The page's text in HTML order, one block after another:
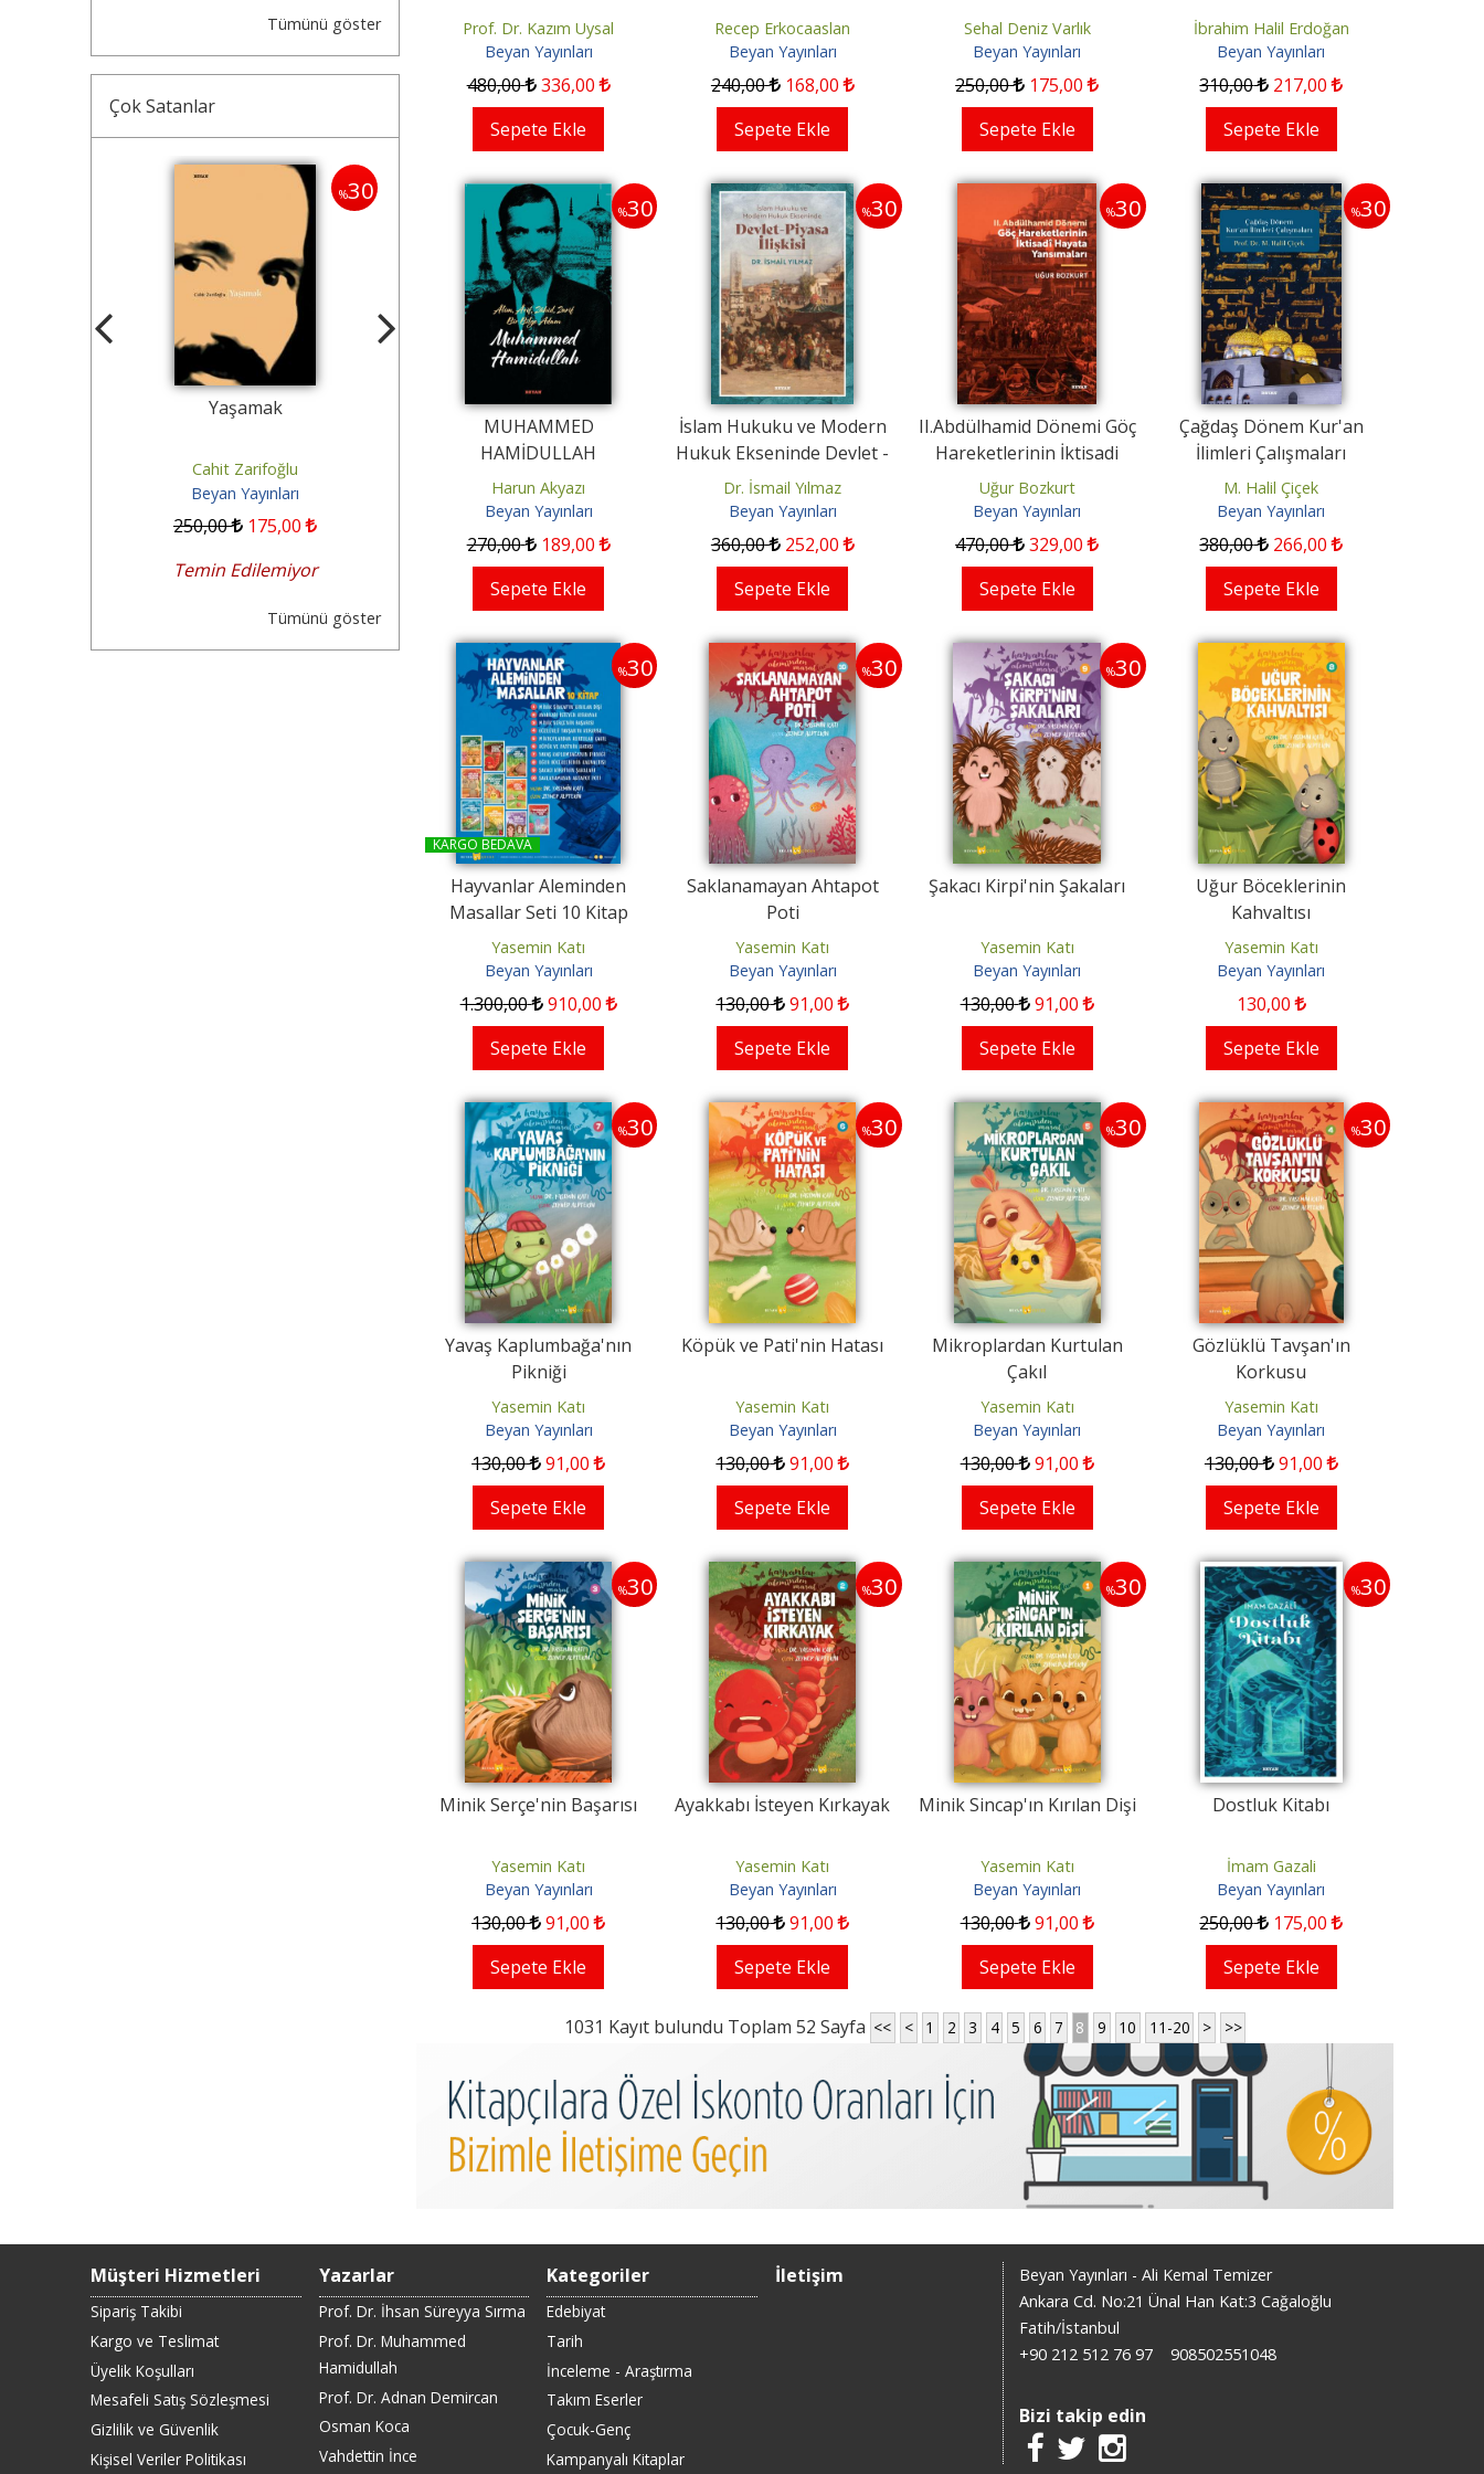
Tümünü göster
Çok Satanlar
%30
Yaşamak
Cahit Zarifoğlu
Beyan Yayınları
250,00 175,00
Temin Edilemiyor
%30
Bir Değirmendir Bu Dünya
Beyan Yayınları
,00
Temin Edilemiyor
30
Yürekdede ile Padişah
Beyan Yayınları
120,00 84
Temin Edilemiyor
Serçekuş
Beyan Yayınları
140 ,00
Sepete Ekle
Ey Oğul
İmam Gazali
Beyan Yayınları
250
Sepete Ekle
Tümünü göster
Prof. Dr. Kazım Uysal
Beyan Yayınları
480,00 336,00
Sepete Ekle
Recep Erkocaaslan
Beyan Yayınları
240,00 168,00
Sepete Ekle
Sehal Deniz Varlık
Beyan Yayınları
250,00 175,00
Sepete Ekle
İbrahim Halil Erdoğan
Beyan Yayınları
310,00 217,00
Sepete Ekle
%30
MUHAMMED
HAMİDULLAH
Harun Akyazı
Beyan Yayınları
270,00 189,00
Sepete Ekle
%30
İslam Hukuku ve Modern
Hukuk Ekseninde Devlet -
Piyasa İlişkisi
Dr. İsmail Yılmaz
Beyan Yayınları
360,00 252,00
Sepete Ekle
%30
II.Abdülhamid Dönemi Göç
Hareketlerinin İktisadi
Hayata Yansımaları
Uğur Bozkurt
Beyan Yayınları
470,00 329,00
Sepete Ekle
%30
Çağdaş Dönem Kur'an
İlimleri Çalışmaları
M. Halil Çiçek
Beyan Yayınları
380,00 266,00
Sepete Ekle
%30
KARGO BEDAVA
Hayvanlar Aleminden
Masallar Seti 10 Kitap
Yasemin Katı
Beyan Yayınları
1.300,00 910,00
Sepete Ekle
%30
Saklanamayan Ahtapot
Poti
Yasemin Katı
Beyan Yayınları
130,00 91,00
Sepete Ekle
%30
Şakacı Kirpi'nin Şakaları
Yasemin Katı
Beyan Yayınları
130,00 91,00
Sepete Ekle
Uğur Böceklerinin
Kahvaltısı
Yasemin Katı
Beyan Yayınları
130,00
Sepete Ekle
%30
Yavaş Kaplumbağa'nın
Pikniği
Yasemin Katı
Beyan Yayınları
130,00 91,00
Sepete Ekle
%30
Köpük ve Pati'nin Hatası
Yasemin Katı
Beyan Yayınları
130,00 91,00
Sepete Ekle
%30
Mikroplardan Kurtulan
Çakıl
Yasemin Katı
Beyan Yayınları
130,00 91,00
Sepete Ekle
%30
Gözlüklü Tavşan'ın
Korkusu
Yasemin Katı
Beyan Yayınları
130,00 91,00
Sepete Ekle
%30
Minik Serçe'nin Başarısı
Yasemin Katı
Beyan Yayınları
130,00 91,00
Sepete Ekle
%30
Ayakkabı İsteyen Kırkayak
Yasemin Katı
Beyan Yayınları
130,00 91,00
Sepete Ekle
%30
Minik Sincap'ın Kırılan Dişi
Yasemin Katı
Beyan Yayınları
130,00 91,00
Sepete Ekle
%30
Dostluk Kitabı
İmam Gazali
Beyan Yayınları
250,00 175,00
Sepete Ekle
1031 Kayıt bulundu Toplam 52 Sayfa << < 1 2 3 4 5 6 7 8 9 10 11-20 > >>
Müşteri Hizmetleri
Sipariş Takibi
Kargo ve Teslimat
Üyelik Koşulları
Mesafeli Satış Sözleşmesi
Gizlilik ve Güvenlik
Kişisel Veriler Politikası
Yazarlar
Prof. Dr. İhsan Süreyya Sırma
Prof. Dr. Muhammed
Hamidullah
Prof. Dr. Adnan Demircan
Osman Koca
Vahdettin İnce
Kategoriler
Edebiyat
Tarih
İnceleme - Araştırma
Takım Eserler
Çocuk-Genç
Kampanyalı Kitaplar
İletişim
Beyan Yayınları - Ali Kemal Temizer
Ankara Cd. No:21 Ünal Han Kat:3 Cağaloğlu
Fatih/İstanbul
+90 212 512 76 97
908502551048
Bizi takip edin